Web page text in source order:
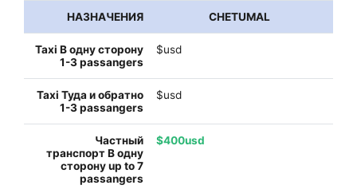
CHETUMAL
$usd
$usd
$400usd